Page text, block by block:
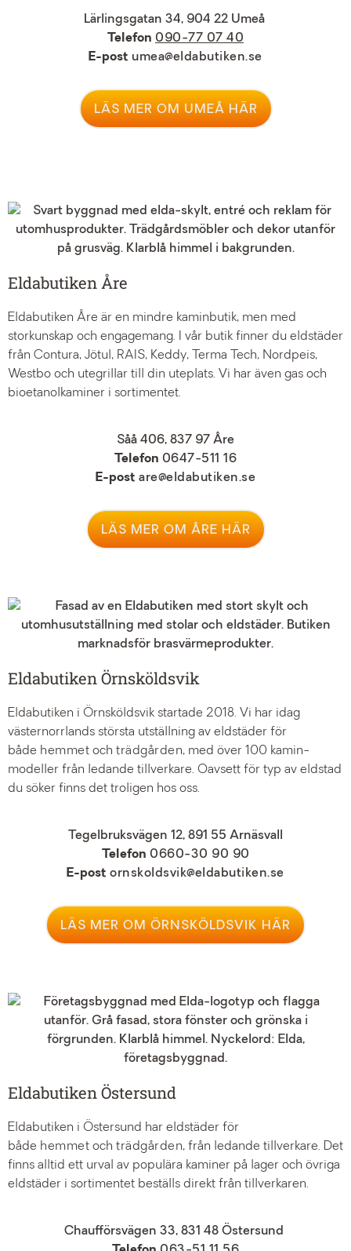
Lärlingsgatan 34, 904 22 Umeå
Telefon 090-77 07 40
E-post umea@eldabutiken.se
LÄS MER OM UMEÅ HÄR
Eldabutiken Åre
Eldabutiken Åre är en mindre kaminbutik, men med
storkunskap och engagemang. I vår butik finner du eldstäder
från Contura, Jötul, RAIS, Keddy, Terma Tech, Nordpeis,
Westbo och utegrillar till din uteplats. Vi har även gas och
bioetanolkaminer i sortimentet.
Såå 406, 837 97 Åre
Telefon 0647-511 16
E-post are@eldabutiken.se
LÄS MER OM ÅRE HÄR
Eldabutiken Örnsköldsvik
Eldabutiken i Örnsköldsvik startade 2018. Vi har idag
västernorrlands största utställning av eldstäder för
både hemmet och trädgården, med över 100 kamin-
modeller från ledande tillverkare. Oavsett för typ av eldstad
du söker finns det troligen hos oss.
Tegelbruksvägen 12, 891 55 Arnäsvall
Telefon 0660-30 90 90
E-post ornskoldsvik@eldabutiken.se
LÄS MER OM ÖRNSKÖLDSVIK HÄR
Eldabutiken Östersund
Eldabutiken i Östersund har eldstäder för
både hemmet och trädgården, från ledande tillverkare. Det
finns alltid ett urval av populära kaminer på lager och övriga
eldstäder i sortimentet beställs direkt från tillverkaren.
Chaufförsvägen 33, 831 48 Östersund